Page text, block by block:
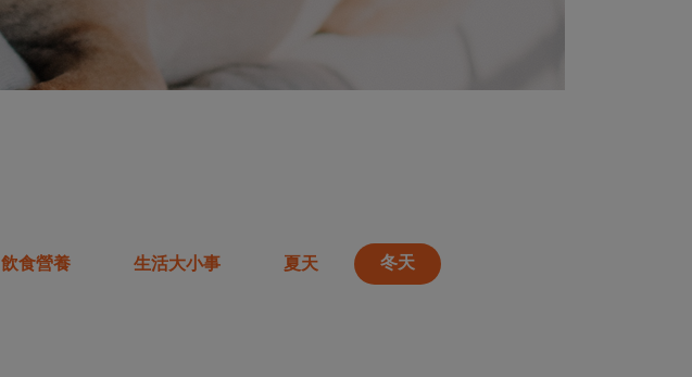
飲食營養 生活大小事 夏天 冬天